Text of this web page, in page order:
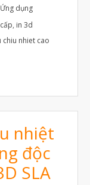
2023
2023
Hai 2022
Ứng dụng
, in 3d
chiu nhiet cao
nhiệt
độc
SLA